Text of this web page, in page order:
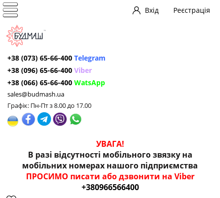
Вхід Реєстрація
+38 (073) 65-66-400 Telegram
+38 (096) 65-66-400 Viber
+38 (066) 65-66-400 WatsApp
sales@budmash.ua
Графік: Пн-Пт з 8.00 до 17.00
УВАГА!
В разі відсутності мобільного звязку на
мобільних номерах нашого підприємства
ПРОСИМО писати або дзвонити на Viber
+380966566400